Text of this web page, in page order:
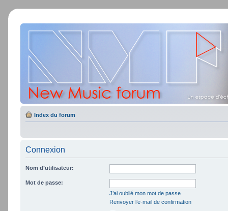
Index du forum
Connexion
Nom d’utilisateur:
Mot de passe:
J’ai oublié mon mot de passe
Renvoyer l’e-mail de confirmation